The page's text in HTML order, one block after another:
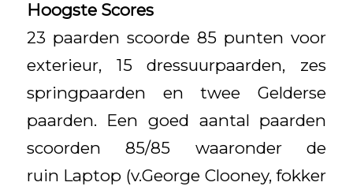
Hoogste Scores
23 paarden scoorde 85 punten voor
exterieur, 15 dressuurpaarden, zes
springpaarden en twee Gelderse
paarden. Een goed aantal paarden
scoorden 85/85 waaronder de
ruin Laptop (v.George Clooney, fokker